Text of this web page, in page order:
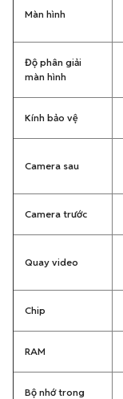
Màn hình
Độ phân giải
màn hình
Kính bảo vệ
Camera sau
Camera trước
Quay video
Chip
RAM
Bộ nhớ trong